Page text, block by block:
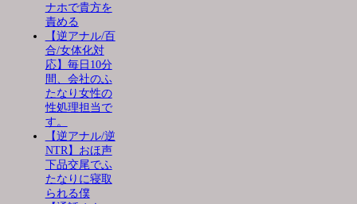
ナホで貴方を
責める
【逆アナル/百
合/女体化対
応】毎日10分
間、会社のふ
たなり女性の
性処理担当で
す。
【逆アナル/逆
NTR】おほ声
下品交尾でふ
たなりに寝取
られる僕